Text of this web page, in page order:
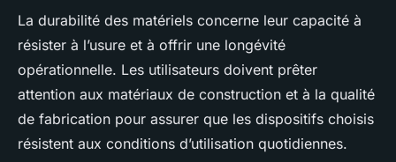
La durabilité des matériels concerne leur capacité à
résister à l’usure et à offrir une longévité
opérationnelle. Les utilisateurs doivent prêter
attention aux matériaux de construction et à la qualité
de fabrication pour assurer que les dispositifs choisis
résistent aux conditions d’utilisation quotidiennes.